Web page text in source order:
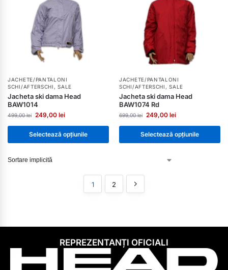
JACHETE/PANTALONI
SCHI/AFTERSCHI ,SALE
Jacheta ski dama Head
BAW1014
499,00lei 249,00 lei
Selectează opțiunile
JACHETE/PANTALONI
SCHI/AFTERSCHI ,SALE
Jacheta ski dama Head
BAW1074 Rd
699,00lei 249,00 lei
Selectează opțiunile
1 2
REPREZENTANȚI OFICIALI